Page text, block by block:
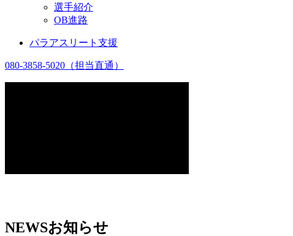
選手紹介
OB進路
パラアスリート支援
080-3858-5020 （担当直通）
NEWSお知らせ